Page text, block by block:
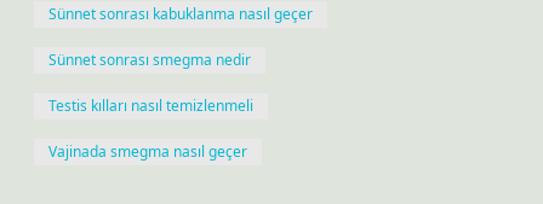
Sünnet sonrası kabuklanma nasıl geçer
Sünnet sonrası smegma nedir
Testis kılları nasıl temizlenmeli
Vajinada smegma nasıl geçer